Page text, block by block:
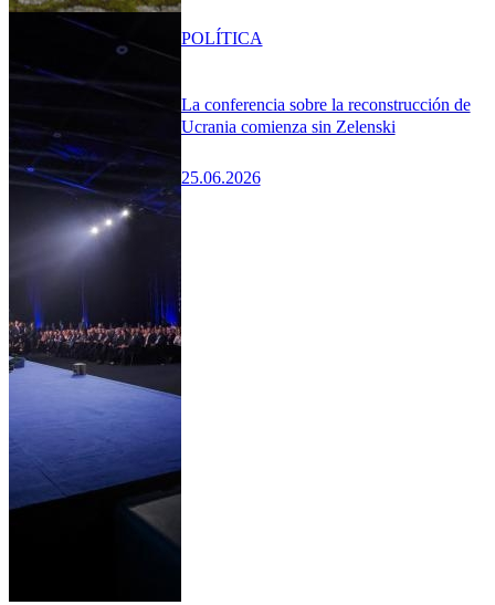
La conferencia sobre la reconstrucción de
Ucrania comienza sin Zelenski
25.06.2026
POLÍTICA